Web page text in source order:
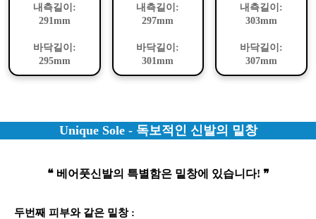
내측길이:
291mm
바닥길이:
295mm
내측길이:
297mm
바닥길이:
301mm
내측길이:
303mm
바닥길이:
307mm
Unique Sole - 독보적인 신발의 밑창
❝ 베어풋신발의 특별함은 밑창에 있습니다! ❞
두번째 피부와 같은 밑창 :